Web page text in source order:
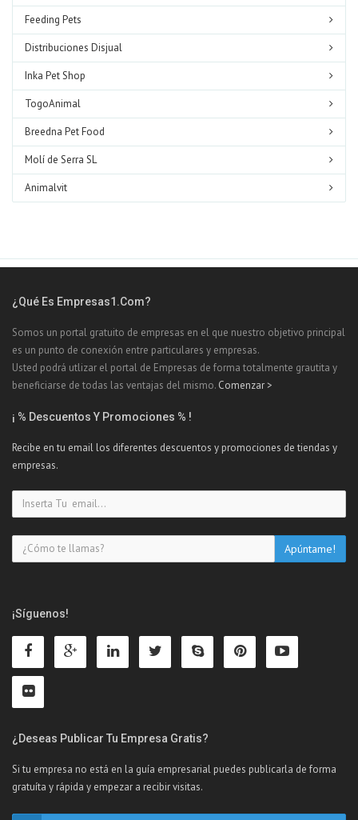
Feeding Pets
Distribuciones Disjual
Inka Pet Shop
TogoAnimal
Breedna Pet Food
Molí de Serra SL
Animalvit
¿Qué Es Empresas1.com?
Somos un portal gratuito de empresas en el que nuestro objetivo principal
es un punto de conexión entre particulares y empresas.
Usted podrá utlizar el portal de Empresas de forma totalmente grautita y
beneficiarse de todas las ventajas del mismo. Comenzar >
¡ % Descuentos Y Promociones % !
Recibe en tu email los diferentes descuentos y promociones de tiendas y
empresas.
¡Síguenos!
¿Deseas Publicar Tu Empresa Gratis?
Si tu empresa no está en la guía empresarial puedes publicarla de forma
gratuíta y rápida y empezar a recibir visitas.